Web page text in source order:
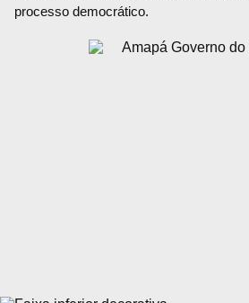
processo democrático.